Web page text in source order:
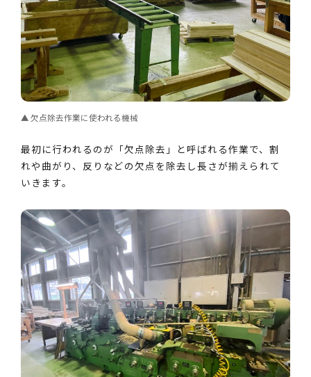
欠点除去作業に使われる機械
最初に行われるのが「欠点除去」と呼ばれる作業で、割
れや曲がり、反りなどの欠点を除去し長さが揃えられて
いきます。